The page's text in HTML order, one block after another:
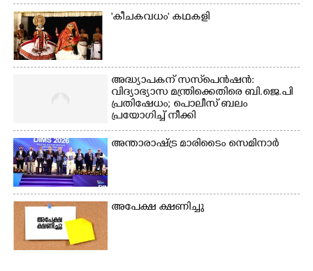
'കീചകവധം' കഥകളി
അദ്ധ്യാപകന് സസ്‌പെൻഷൻ:
വിദ്യാഭ്യാസ മന്ത്രിക്കെതിരെ ബി.ജെ.പി
പ്രതിഷേധം; പൊലീസ് ബലം
പ്രയോഗിച്ച് നീക്കി
അന്താരാഷ്ട്ര മാരിടൈം സെമിനാർ
അപേക്ഷ ക്ഷണിച്ചു